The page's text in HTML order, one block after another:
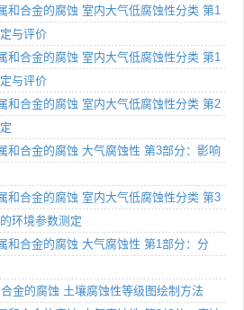
和合金的腐蚀 室内大气低腐蚀性分类 第1
与评价
和合金的腐蚀 室内大气低腐蚀性分类 第1
与评价
和合金的腐蚀 室内大气低腐蚀性分类 第2
和合金的腐蚀 大气腐蚀性 第3部分：影响
和合金的腐蚀 室内大气低腐蚀性分类 第3
环境参数测定
和合金的腐蚀 大气腐蚀性 第1部分：分
金的腐蚀 土壤腐蚀性等级图绘制方法